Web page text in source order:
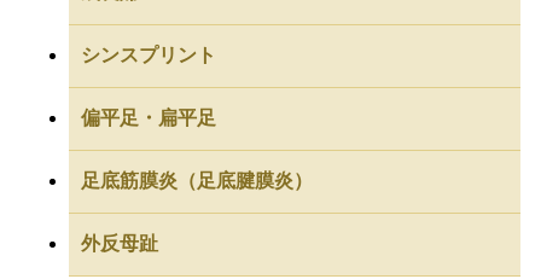
シンスプリント
偏平足・扁平足
足底筋膜炎（足底腱膜炎）
外反母趾